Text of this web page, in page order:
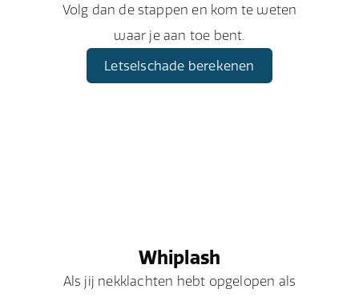
Volg dan de stappen en kom te weten
waar je aan toe bent.
Letselschade berekenen
Whiplash
Als jij nekklachten hebt opgelopen als